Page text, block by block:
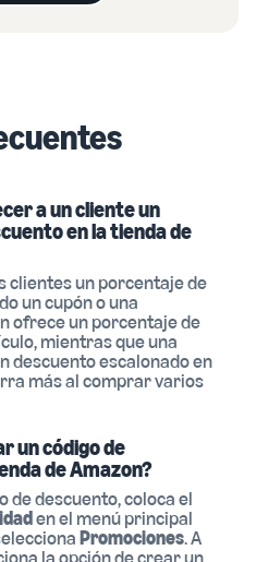
a un cliente un
en la tienda de
clientes un porcentaje de
un cupón o una
ofrece un porcentaje de
mientras que una
descuento escalonado en
más al comprar varios
un código de
de Amazon?
de descuento, coloca el
en el menú principal
Promociones. A